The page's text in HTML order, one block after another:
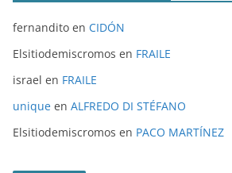
fernandito en CIDÓN
Elsitiodemiscromos en FRAILE
israel en FRAILE
unique en ALFREDO DI STÉFANO
Elsitiodemiscromos en PACO MARTÍNEZ